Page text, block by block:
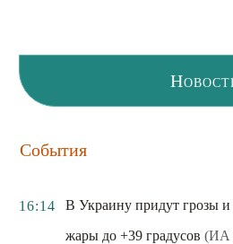
События
16:14
В Украину придут грозы и
жары до +39 градусов (ИА